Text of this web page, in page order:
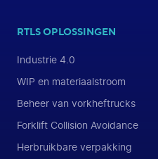
RTLS OPLOSSINGEN
Industrie 4.0
WIP en materiaalstroom
Beheer van vorkheftrucks
Forklift Collision Avoidance
Herbruikbare verpakking